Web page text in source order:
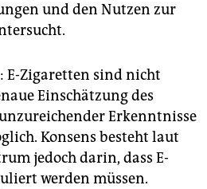
und den Nutzen zur
E-Zigaretten sind nicht
Einschätzung des
Erkenntnisse
Konsens besteht laut
jedoch darin, dass E-
werden müssen.